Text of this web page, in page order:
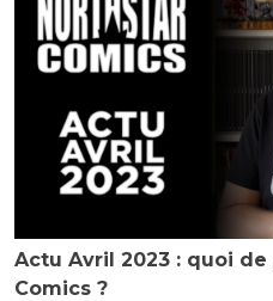
Actu Avril 2023 : quoi
Comics ?